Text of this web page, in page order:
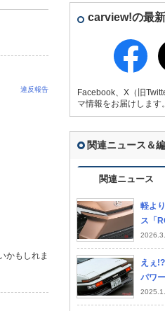
違反報告
かもしれま
carview!の最
Facebook、X（旧
マ情報をお届けします
関連ニュース＆
関連ニュース
軽よ
ス「
3.1m
1リッ
年＆
ヤ×フ
シン
えぇ
パワ
った[